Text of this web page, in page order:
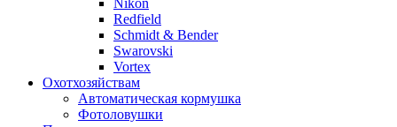
Nikon
Redfield
Schmidt & Bender
Swarovski
Vortex
Охотхозяйствам
Автоматическая кормушка
Фотоловушки